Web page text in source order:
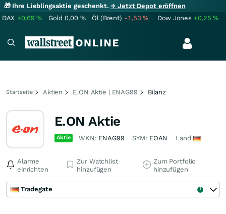
🎁 Ihre Lieblingsaktie geschenkt.→ Jetzt Depot eröffnen
DAX +0,69% Gold 0,00 % Öl (Brent) -1,53% Dow Jones +0,25%
Startseite Aktien E.ON Aktie | ENAG99 Bilanz
E.ON Aktie
Aktie WKN: ENAG99 SYM: EOAN Land
Alarme
einrichten
Zur Watchlist
hinzufügen
Zum Portfolio
hinzufügen
Tradegate